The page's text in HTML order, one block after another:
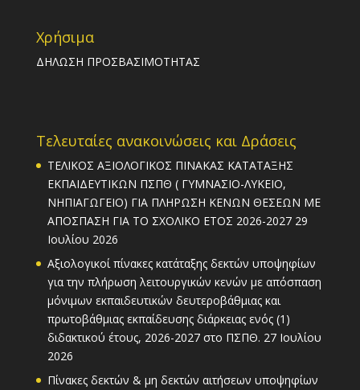
Χρήσιμα
ΔΗΛΩΣΗ ΠΡΟΣΒΑΣΙΜΟΤΗΤΑΣ
Τελευταίες ανακοινώσεις και Δράσεις
ΤΕΛΙΚΟΣ ΑΞΙΟΛΟΓΙΚΟΣ ΠΙΝΑΚΑΣ ΚΑΤΑΤΑΞΗΣ
ΕΚΠΑΙΔΕΥΤΙΚΩΝ ΠΣΠΘ ( ΓΥΜΝΑΣΙΟ-ΛΥΚΕΙΟ,
ΝΗΠΙΑΓΩΓΕΙΟ) ΓΙΑ ΠΛΗΡΩΣΗ ΚΕΝΩΝ ΘΕΣΕΩΝ ΜΕ
ΑΠΟΣΠΑΣΗ ΓΙΑ ΤΟ ΣΧΟΛΙΚΟ ΕΤΟΣ 2026-2027 29
Ιουλίου 2026
Αξιολογικοί πίνακες κατάταξης δεκτών υποψηφίων
για την πλήρωση λειτουργικών κενών με απόσπαση
μόνιμων εκπαιδευτικών δευτεροβάθμιας και
πρωτοβάθμιας εκπαίδευσης διάρκειας ενός (1)
διδακτικού έτους, 2026-2027 στο ΠΣΠΘ. 27 Ιουλίου
2026
Πίνακες δεκτών & μη δεκτών αιτήσεων υποψηφίων